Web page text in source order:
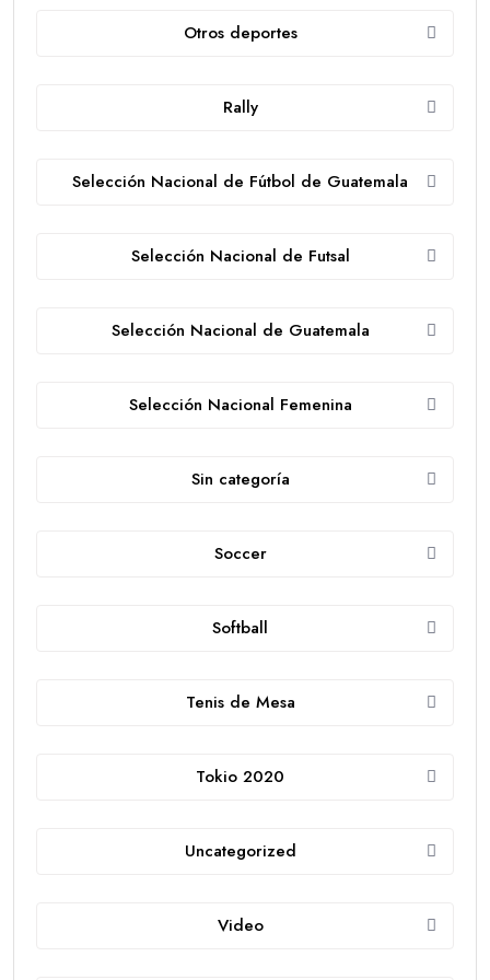
Otros deportes
Rally
Selección Nacional de Fútbol de Guatemala
Selección Nacional de Futsal
Selección Nacional de Guatemala
Selección Nacional Femenina
Sin categoría
Soccer
Softball
Tenis de Mesa
Tokio 2020
Uncategorized
Video